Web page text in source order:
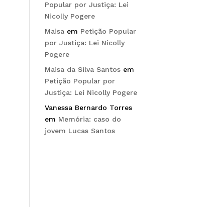
Popular por Justiça: Lei
Nicolly Pogere
Maisa em Petição Popular
por Justiça: Lei Nicolly
Pogere
Maisa da Silva Santos em
Petição Popular por
Justiça: Lei Nicolly Pogere
Vanessa Bernardo Torres
em Memória: caso do
jovem Lucas Santos